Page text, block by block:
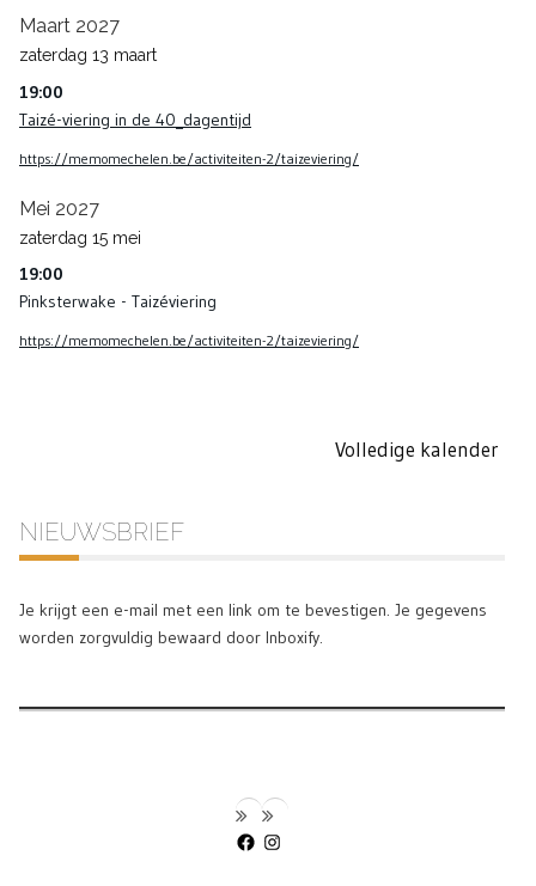
Maart 2027
zaterdag 13 maart
19:00
Taizé-viering in de 40_dagentijd
https://memomechelen.be/activiteiten-2/taizeviering/
Mei 2027
zaterdag 15 mei
19:00
Pinksterwake - Taizéviering
https://memomechelen.be/activiteiten-2/taizeviering/
Volledige kalender
NIEUWSBRIEF
Je krijgt een e-mail met een link om te bevestigen. Je gegevens
worden zorgvuldig bewaard door Inboxify.
Facebook
Instagram